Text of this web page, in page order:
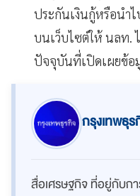
ประกันเงินกู้หรือนำ
บนเว็บไซต์ให้ นลท.
ปัจจุบันที่เปิดเผยข้อ
กรุงเทพธุ
สื่อเศรษฐกิจ ที่อยู่กับกา